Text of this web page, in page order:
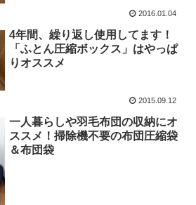
2016.01.04
4年間、繰り返し使用してます！
「ふとん圧縮ボックス」はやっぱ
りオススメ
2015.09.12
一人暮らしや羽毛布団の収納にオ
ススメ！掃除機不要の布団圧縮袋
＆布団袋